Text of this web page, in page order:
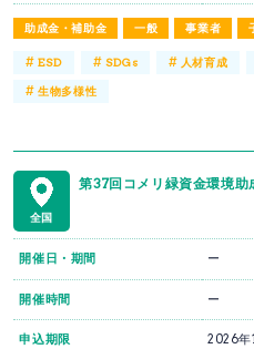
助成金・補助金 一般 事業者
#ESD # SDGs # 人材育成
#生物多様性
全国
第37回コメリ緑資金環境助
開催日・期間 ー
開催時間 ー
申込期限 2026年